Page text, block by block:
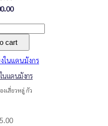
นแดนมังกร
เสี่ยวหลู่ กัว